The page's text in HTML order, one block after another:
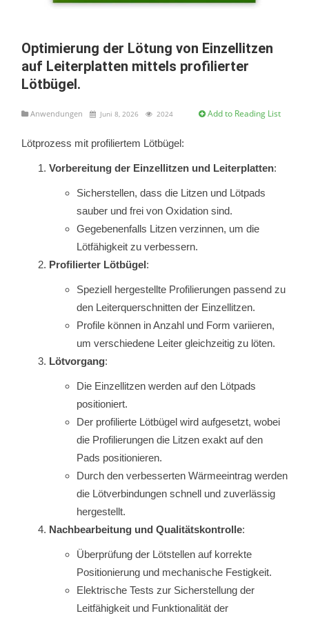
Optimierung der Lötung von Einzellitzen
auf Leiterplatten mittels profilierter
Lötbügel.
Anwendungen Juni 8, 2026 2024 Add to Reading List
Lötprozess mit profiliertem Lötbügel:
Vorbereitung der Einzellitzen und Leiterplatten:
Sicherstellen, dass die Litzen und Lötpads
sauber und frei von Oxidation sind.
Gegebenenfalls Litzen verzinnen, um die
Lötfähigkeit zu verbessern.
Profilierter Lötbügel:
Speziell hergestellte Profilierungen passend zu
den Leiterquerschnitten der Einzellitzen.
Profile können in Anzahl und Form variieren,
um verschiedene Leiter gleichzeitig zu löten.
Lötvorgang:
Die Einzellitzen werden auf den Lötpads
positioniert.
Der profilierte Lötbügel wird aufgesetzt, wobei
die Profilierungen die Litzen exakt auf den
Pads positionieren.
Durch den verbesserten Wärmeeintrag werden
die Lötverbindungen schnell und zuverlässig
hergestellt.
Nachbearbeitung und Qualitätskontrolle:
Überprüfung der Lötstellen auf korrekte
Positionierung und mechanische Festigkeit.
Elektrische Tests zur Sicherstellung der
Leitfähigkeit und Funktionalität der